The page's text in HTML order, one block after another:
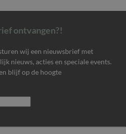
ontvangen?!
wij een nieuwsbrief met
nieuws, acties en speciale events.
blijf op de hoogte